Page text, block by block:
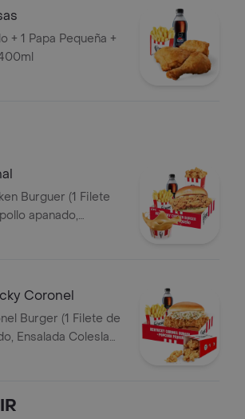
+ 1 Papa Pequeña +
Burguer (1 Filete
apanado,
premium y
Coronel
(1 Filete de